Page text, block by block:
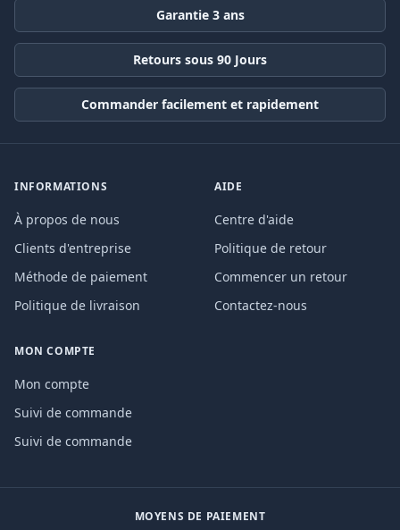
Garantie 3 ans
Retours sous 90 Jours
Commander facilement et rapidement
INFORMATIONS
À propos de nous
Clients d'entreprise
Méthode de paiement
Politique de livraison
AIDE
Centre d'aide
Politique de retour
Commencer un retour
Contactez-nous
MON COMPTE
Mon compte
Suivi de commande
Suivi de commande
MOYENS DE PAIEMENT